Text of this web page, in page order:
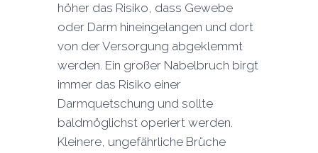
höher das Risiko, dass Gewebe
oder Darm hineingelangen und dort
von der Versorgung abgeklemmt
werden. Ein großer Nabelbruch birgt
immer das Risiko einer
Darmquetschung und sollte
baldmöglichst operiert werden.
Kleinere, ungefährliche Brüche